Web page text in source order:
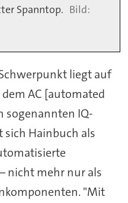
Spanntop.
liegt auf
AC [automated
sogenannten IQ-
Hainbuch als
nicht mehr nur als
"Mit